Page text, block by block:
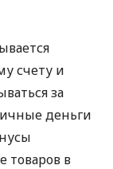
счету и
за
деньги
товаров в